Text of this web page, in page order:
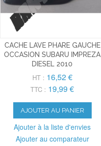
CACHE LAVE PHARE GAUCHE
OCCASION SUBARU IMPREZA
DIESEL 2010
HT : 16,52 €
TTC : 19,99 €
AJOUTER AU PANIER
Ajouter à la liste d'envies
Ajouter au comparateur